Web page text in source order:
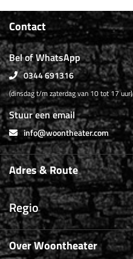
Contact
Bel of WhatsApp
0344 691316
(dinsdag t/m zaterdag van 10 tot 17 uur)
Stuur een email
info@woontheater.com
Adres & Route
Regio
Over Woontheater